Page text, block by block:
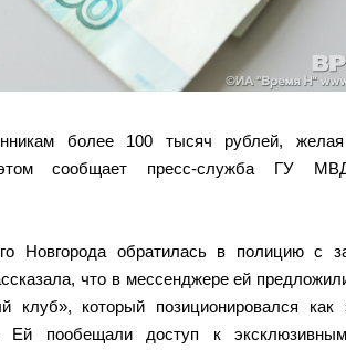
более 100 тысяч рублей, желая
сообщает пресс-служба ГУ
Новгорода обратилась в полицию с
что в мессенджере ей
клуб», который позиционировался как
Ей пообещали доступ к